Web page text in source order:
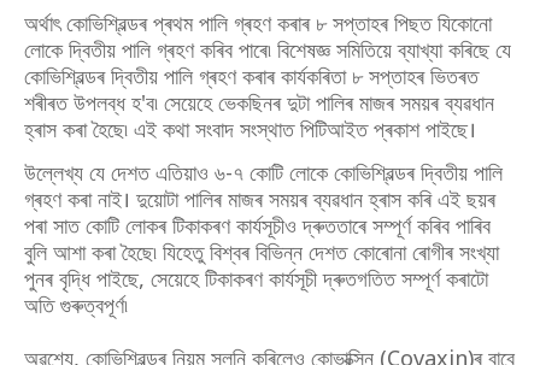
অৰ্থাৎ কোভিশ্বিল্ডৰ প্ৰথম পালি গ্ৰহণ কৰাৰ ৮ সপ্তাহৰ পিছত যিকোনো
লোকে দ্বিতীয় পালি গ্ৰহণ কৰিব পাৰে৷ বিশেষজ্ঞ সমিতিয়ে ব্যাখ্যা কৰিছে যে
কোভিশ্বিল্ডৰ দ্বিতীয় পালি গ্ৰহণ কৰাৰ কাৰ্যকৰিতা ৮ সপ্তাহৰ ভিতৰত
শৰীৰত উপলব্ধ হ'ব৷ সেয়েহে ভেকছিনৰ দুটা পালিৰ মাজৰ সময়ৰ ব্যৱধান
হ্ৰাস কৰা হৈছে৷ এই কথা সংবাদ সংস্থাত পিটিআইত প্ৰকাশ পাইছে।
উল্লেখ্য যে দেশত এতিয়াও ৬-৭ কোটি লোকে কোভিশ্বিল্ডৰ দ্বিতীয় পালি
গ্ৰহণ কৰা নাই। দুয়োটা পালিৰ মাজৰ সময়ৰ ব্যৱধান হ্ৰাস কৰি এই ছয়ৰ
পৰা সাত কোটি লোকৰ টিকাকৰণ কাৰ্যসূচীও দ্ৰুততাৰে সম্পূৰ্ণ কৰিব পাৰিব
বুলি আশা কৰা হৈছে৷ যিহেতু বিশ্বৰ বিভিন্ন দেশত কোৰোনা ৰোগীৰ সংখ্যা
পুনৰ বৃদ্ধি পাইছে, সেয়েহে টিকাকৰণ কাৰ্যসূচী দ্ৰুতগতিত সম্পূৰ্ণ কৰাটো
অতি গুৰুত্বপূৰ্ণ৷
অৱশ্যে, কোভিশ্বিল্ডৰ নিয়ম সলনি কৰিলেও কোভাক্সিন (Covaxin)ৰ বাবে